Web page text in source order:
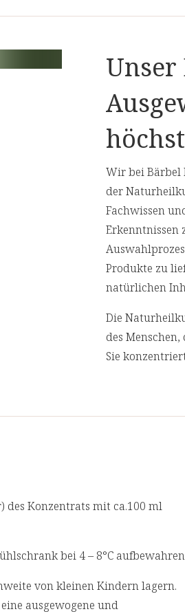
Diese umfassenden
die natürliche
Struktur für Haut, Haare
Alle Frauen hatten
Die Frauen bekamen über 90
Zu Beginn und am
von Haaren und Nägeln
der Haare und der Haut mit Hilfe
Unser
Wir bei Bärbel
der
Fachwissen
Erkenntnissen
Produkte zu
natürlichen
Die
des
Sie
des Konzentrats mit ca.100 ml
bei 4 – 8°C
von kleinen Kindern lagern.
ausgewogene und